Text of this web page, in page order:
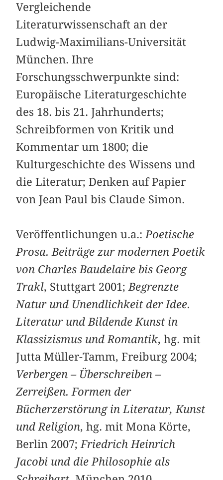
Vergleichende
Literaturwissenschaft an der
Ludwig-Maximilians-Universität
München. Ihre
Forschungsschwerpunkte sind:
Europäische Literaturgeschichte
des 18. bis 21. Jahrhunderts;
Schreibformen von Kritik und
Kommentar um 1800; die
Kulturgeschichte des Wissens und
die Literatur; Denken auf Papier
von Jean Paul bis Claude Simon.
Veröffentlichungen u.a.: Poetische
Prosa. Beiträge zur modernen Poetik
von Charles Baudelaire bis Georg
Trakl, Stuttgart 2001; Begrenzte
Natur und Unendlichkeit der Idee.
Literatur und Bildende Kunst in
Klassizismus und Romantik, hg. mit
Jutta Müller-Tamm, Freiburg 2004;
Verbergen – Überschreiben –
Zerreißen. Formen der
Bücherzerstörung in Literatur, Kunst
und Religion, hg. mit Mona Körte,
Berlin 2007; Friedrich Heinrich
Jacobi und die Philosophie als